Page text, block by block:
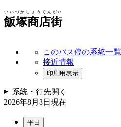
飯塚商店街
いいづかしょうてんがい
このバス停の系統一覧
接近情報
印刷用表示
系統・行先開く
2026年8月8日 現在
平日